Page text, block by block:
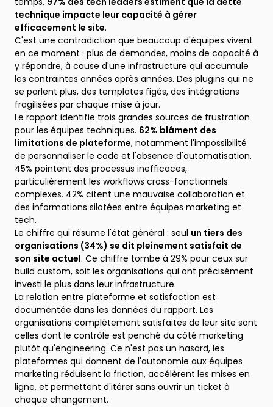
technique impacte leur capacité à gérer
efficacement le site.
C'est une contradiction que beaucoup d'équipes vivent
en ce moment : plus de demandes, moins de capacité à
y répondre, à cause d'une infrastructure qui accumule
les contraintes années après années. Des plugins qui ne
se parlent plus, des templates figés, des intégrations
fragilisées par chaque mise à jour.
Le rapport identifie trois grandes sources de frustration
pour les équipes techniques. 62% blâment des
limitations de plateforme, notamment l'impossibilité
de personnaliser le code et l'absence d'automatisation.
45% pointent des processus inefficaces,
particulièrement les workflows cross-fonctionnels
complexes. 42% citent une mauvaise collaboration et
des informations silotées entre équipes marketing et
tech.
Le chiffre qui résume l'état général : seul un tiers des
organisations (34%) se dit pleinement satisfait de
son site actuel. Ce chiffre tombe à 29% pour ceux sur
build custom, soit les organisations qui ont précisément
investi le plus dans leur infrastructure.
La relation entre plateforme et satisfaction est
documentée dans les données du rapport. Les
organisations complètement satisfaites de leur site sont
celles dont le contrôle est penché du côté marketing
plutôt qu'engineering. Ce n'est pas un hasard, les
plateformes qui donnent de l'autonomie aux équipes
marketing réduisent la friction, accélèrent les mises en
ligne, et permettent d'itérer sans ouvrir un ticket à
chaque changement.